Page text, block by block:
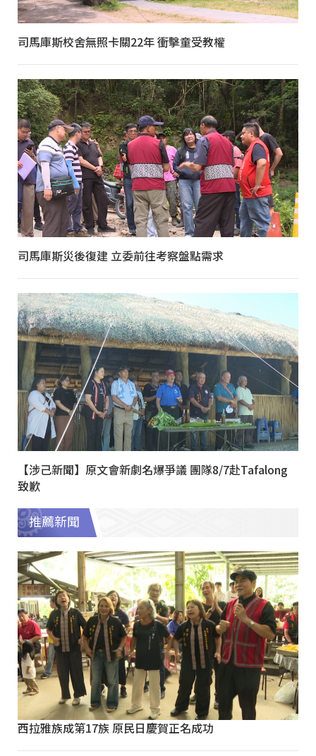
司馬庫斯校舍無照卡關22年 衝擊童受教權
司馬庫斯災後復建 立委前往考察盤點需求
【涉己新聞】原文會新劇名爆爭議 團隊8/7赴Tafalong
致歉
推薦新聞
西拉雅族成第17族 原民日慶賀正名成功